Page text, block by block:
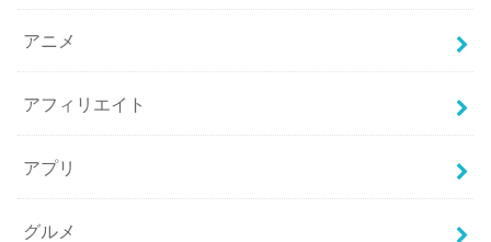
アニメ
アフィリエイト
アプリ
グルメ